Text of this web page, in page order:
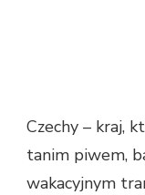
Czechy – kraj,
tanim piwem,
wakacyjnym